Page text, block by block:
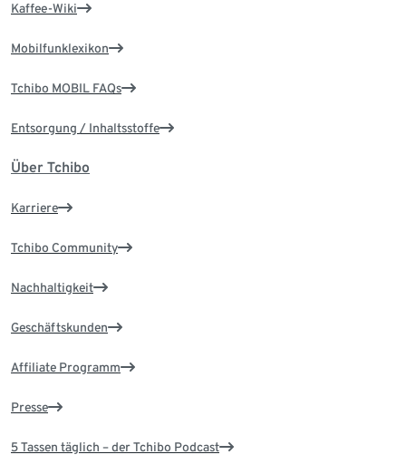
Kaffee-Wiki
Mobilfunklexikon
Tchibo MOBIL FAQs
Entsorgung / Inhaltsstoffe
Über Tchibo
Karriere
Tchibo Community
Nachhaltigkeit
Geschäftskunden
Affiliate Programm
Presse
5 Tassen täglich – der Tchibo Podcast